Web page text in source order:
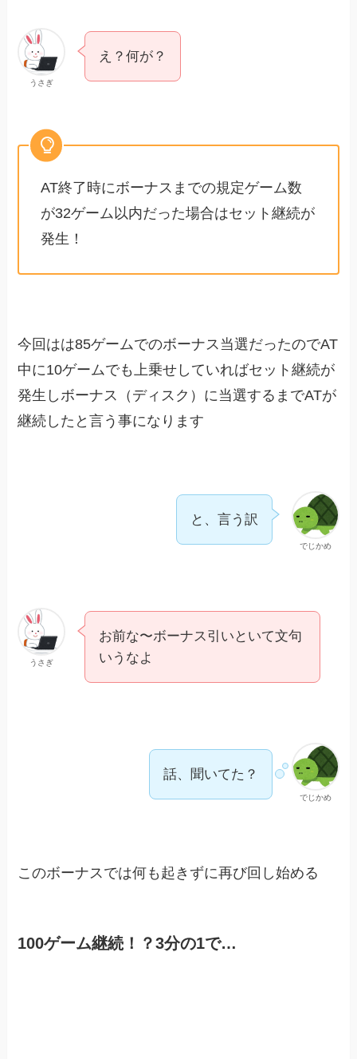
うさぎ
え？何が？
AT終了時にボーナスまでの規定ゲーム数
が32ゲーム以内だった場合はセット継続が
発生！
今回はは85ゲームでのボーナス当選だったのでAT
中に10ゲームでも上乗せしていればセット継続が
発生しボーナス（ディスク）に当選するまでATが
継続したと言う事になります
でじかめ
と、言う訳
うさぎ
お前な〜ボーナス引いといて文句
いうなよ
でじかめ
話、聞いてた？
このボーナスでは何も起きずに再び回し始める
100ゲーム継続！？3分の1で…